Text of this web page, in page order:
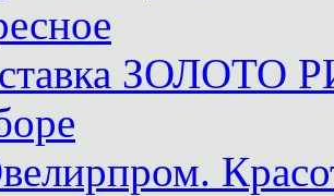
ЗОЛОТО